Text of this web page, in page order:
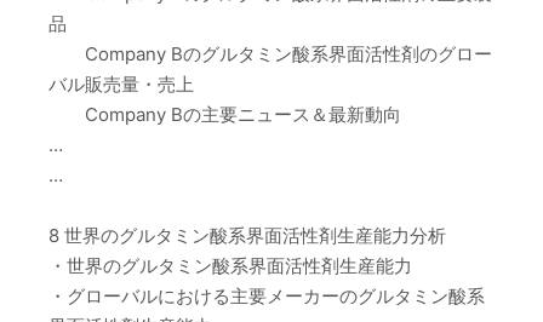
品
Company Bのグルタミン酸系界面活性剤のグロー
バル販売量・売上
Company Bの主要ニュース＆最新動向
…
…
8 世界のグルタミン酸系界面活性剤生産能力分析
・世界のグルタミン酸系界面活性剤生産能力
・グローバルにおける主要メーカーのグルタミン酸系